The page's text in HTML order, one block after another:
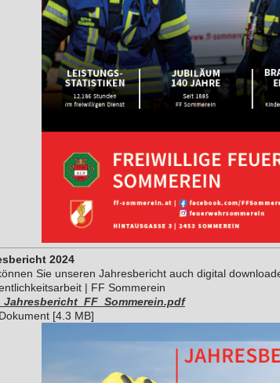
2024
Sie unseren Jahresbericht auch digital
| FF Sommerein
[4.3 MB]